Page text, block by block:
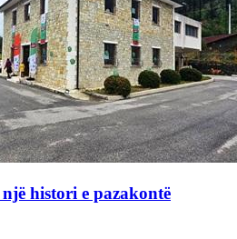
histori e pazakontë